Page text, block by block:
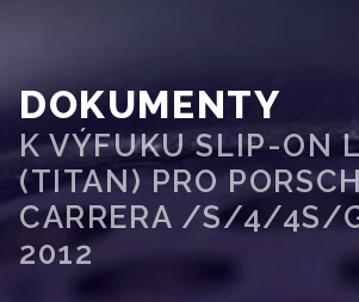
DOKUMENTY
K VÝFUKU SLIP-ON
(TITAN) PRO
CARRERA /S/4/4S/
2012